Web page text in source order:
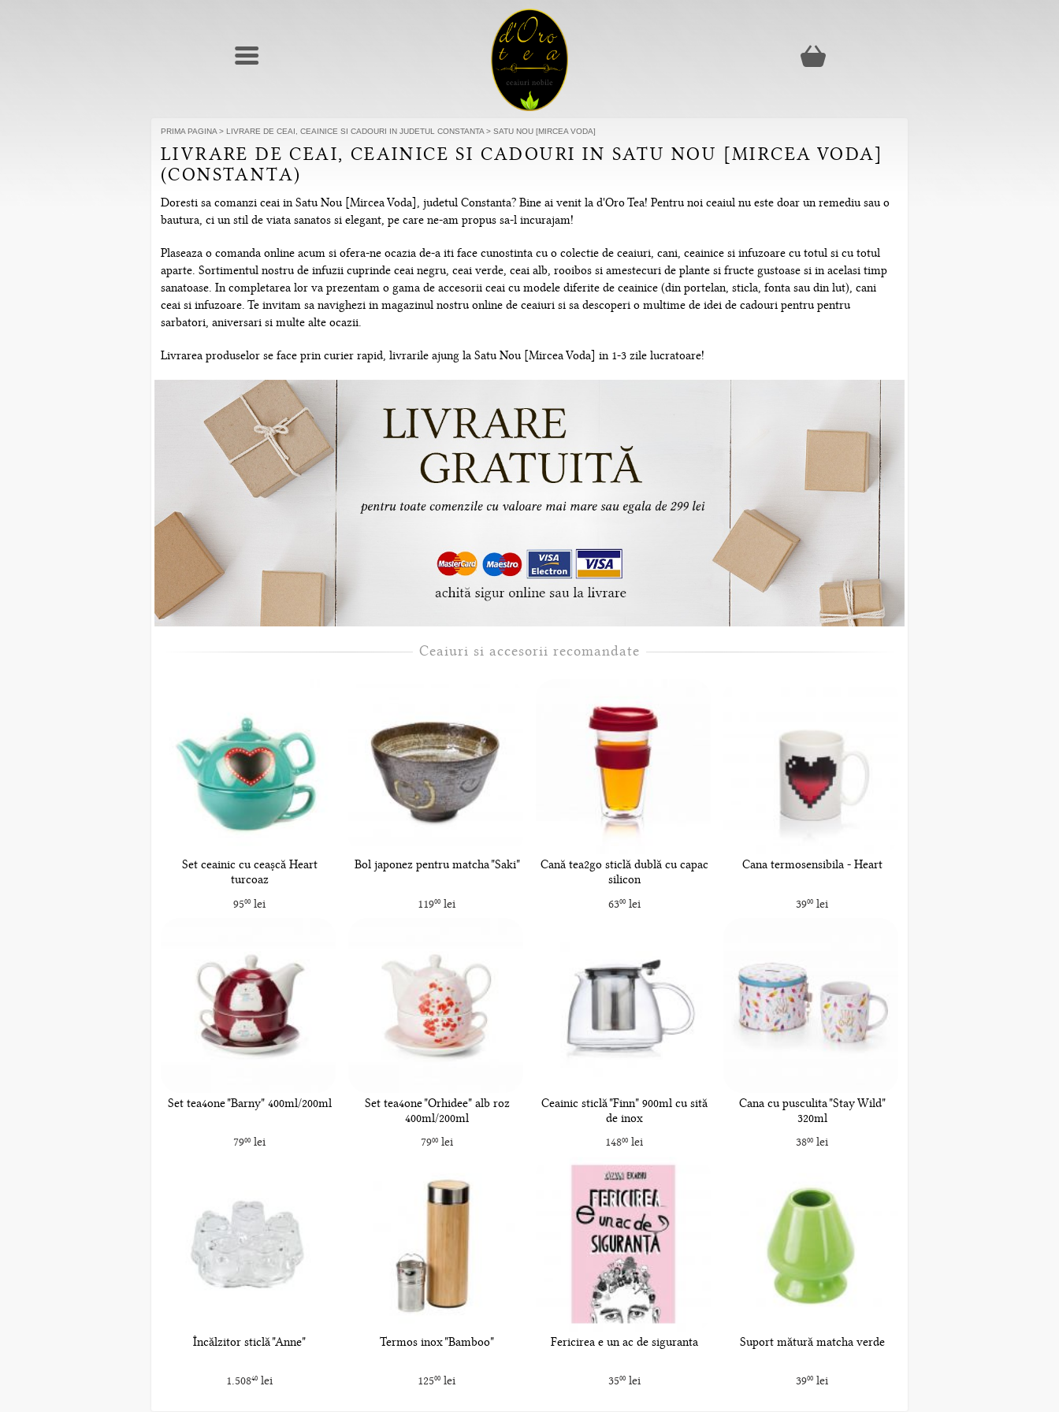
PRIMA PAGINA > LIVRARE DE CEAI, CEAINICE SI CADOURI IN JUDETUL CONSTANTA > SATU NOU [MIRCEA VODA]
LIVRARE DE CEAI, CEAINICE SI CADOURI IN SATU NOU [MIRCEA VODA]
(CONSTANTA)
Doresti sa comanzi ceai in Satu Nou [Mircea Voda], judetul Constanta? Bine ai venit la d'Oro Tea! Pentru noi ceaiul nu este doar un remediu sau o
bautura, ci un stil de viata sanatos si elegant, pe care ne-am propus sa-l incurajam!
Plaseaza o comanda online acum si ofera-ne ocazia de-a iti face cunostinta cu o colectie de ceaiuri, cani, ceainice si infuzoare cu totul si cu totul
aparte. Sortimentul nostru de infuzii cuprinde ceai negru, ceai verde, ceai alb, rooibos si amestecuri de plante si fructe gustoase si in acelasi timp
sanatoase. In completarea lor va prezentam o gama de accesorii ceai cu modele diferite de ceainice (din portelan, sticla, fonta sau din lut), cani
ceai si infuzoare. Te invitam sa navighezi in magazinul nostru online de ceaiuri si sa descoperi o multime de idei de cadouri pentru pentru
sarbatori, aniversari si multe alte ocazii.
Livrarea produselor se face prin curier rapid, livrarile ajung la Satu Nou [Mircea Voda] in 1-3 zile lucratoare!
Ceaiuri si accesorii recomandate
Set ceainic cu ceașcă Heart
turcoaz
9500lei
Bol japonez pentru matcha "Saki"
11900 lei
Cană tea2go sticlă dublă cu capac
silicon
6300lei
Cana termosensibila - Heart
3900lei
Set tea4one "Barny" 400ml/200ml
7900lei
Set tea4one "Orhidee" alb roz
400ml/200ml
7900lei
Ceainic sticlă "Finn" 900ml cu sită
de inox
14800 lei
Cana cu pusculita "Stay Wild"
320ml
3800lei
Încălzitor sticlă "Anne"
1.50840lei
Termos inox "Bamboo"
12500 lei
Fericirea e un ac de siguranta
3500lei
Suport mătură matcha verde
3900lei